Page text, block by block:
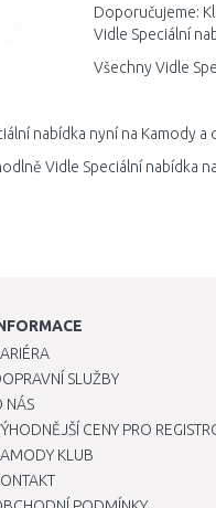
Doporučujeme:
Vidle Speciální
Všechny Vidle
nabídka nyní na Kamody a
Vidle Speciální nabídka
SLUŽBY
NÁS
CENY PRO
KLUB